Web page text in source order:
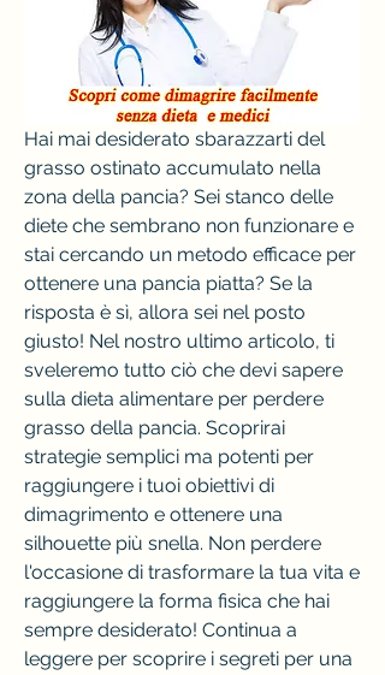
Hai mai desiderato sbarazzarti del
grasso ostinato accumulato nella
zona della pancia? Sei stanco delle
diete che sembrano non funzionare e
stai cercando un metodo efficace per
ottenere una pancia piatta? Se la
risposta è sì, allora sei nel posto
giusto! Nel nostro ultimo articolo, ti
sveleremo tutto ciò che devi sapere
sulla dieta alimentare per perdere
grasso della pancia. Scoprirai
strategie semplici ma potenti per
raggiungere i tuoi obiettivi di
dimagrimento e ottenere una
silhouette più snella. Non perdere
l'occasione di trasformare la tua vita e
raggiungere la forma fisica che hai
sempre desiderato! Continua a
leggere per scoprire i segreti per una